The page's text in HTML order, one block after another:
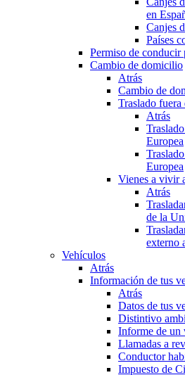
en
Canjes
Países
Permiso de conducir
Cambio de domicilio
Atrás
Cambio de
Traslado fuera
Atrás
Europea
Europea
Vienes a vivir
Atrás
de la
externo
Vehículos
Atrás
Información de tus
Atrás
Datos de tus
Distintivo
Informe de un
Llamadas a
Conductor
Impuesto de